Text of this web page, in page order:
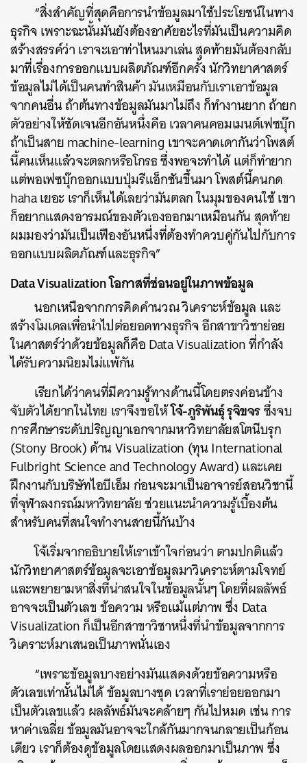
“สิ่งสำคัญที่สุดคือการนำข้อมูลมาใช้ประโยชน์ในทาง
ธุรกิจ เพราะฉะนั้นมันยังต้องอาศัยอะไรที่มันเป็นความคิด
สร้างสรรค์ว่า เราจะเอาท่าไหนมาเล่น สุดท้ายมันต้องกลับ
มาที่เรื่องการออกแบบผลิตภัณฑ์อีกครั้ง นักวิทยาศาสตร์
ข้อมูลไม่ได้เป็นคนทำสินค้า มันเหมือนกับเราเอาข้อมูล
จากคนอื่น ถ้าต้นทางข้อมูลมันมาไม่ถึง ก็ทำงานยาก ถ้ายก
ตัวอย่างให้ชัดเจนอีกอันหนึ่งคือ เวลาคนคอมเมนต์เฟซบุ๊ก
ถ้าเป็นสาย machine-learning เขาจะคาดเดากันว่าโพสต์
นี้คนเห็นแล้วจะตลกหรือโกรธ ซึ่งพอจะทำได้ แต่ก็ทำยาก
แต่พอเฟซบุ๊กออกแบบปุ่มรีแอ็กชันขึ้นมา โพสต์นี้คนกด
haha เยอะ เราก็เห็นได้เลยว่ามันตลก ในมุมของคนใช้ เขา
ก็อยากแสดงอารมณ์ของตัวเองออกมาเหมือนกัน สุดท้าย
ผมมองว่ามันเป็นเฟืองอันหนึ่งที่ต้องทำควบคู่กันไปกับการ
ออกแบบผลิตภัณฑ์และธุรกิจ”
Data Visualization โอกาสที่ซ่อนอยู่ในภาพข้อมูล
นอกเหนือจากการคิดคำนวณ วิเคราะห์ข้อมูล และ
สร้างโมเดลเพื่อนำไปต่อยอดทางธุรกิจ อีกสาขาวิชาย่อย
ในศาสตร์ว่าด้วยข้อมูลก็คือ Data Visualization ที่กำลัง
ได้รับความนิยมไม่แพ้กัน
เรียกได้ว่าคนที่มีความรู้ทางด้านนี้โดยตรงค่อนข้าง
จับตัวได้ยากในไทย เราจึงขอให้โจ้-ภูริพันธุ์ รุจิขจรซึ่งจบ
การศึกษาระดับปริญญาเอกจากมหาวิทยาลัยสโตนีบรุก
(Stony Brook) ด้าน Visualization (ทุน International
Fulbright Science and Technology Award) และเคย
ฝึกงานกับบริษัทไอบีเอ็ม ก่อนจะมาเป็นอาจารย์สอนวิชานี้
ที่จุฬาลงกรณ์มหาวิทยาลัย ช่วยแนะนำความรู้เบื้องต้น
สำหรับคนที่สนใจทำงานสายนี้กันบ้าง
โจ้เริ่มจากอธิบายให้เราเข้าใจก่อนว่า ตามปกติแล้ว
นักวิทยาศาสตร์ข้อมูลจะเอาข้อมูลมาวิเคราะห์ตามโจทย์
และพยายามหาสิ่งที่น่าสนใจในข้อมูลนั้นๆ โดยที่ผลลัพธ์
อาจจะเป็นตัวเลข ข้อความ หรือแม้แต่ภาพ ซึ่ง Data
Visualization ก็เป็นอีกสาขาวิชาหนึ่งที่นำข้อมูลจากการ
วิเคราะห์มาเสนอเป็นภาพนั่นเอง
“เพราะข้อมูลบางอย่างมันแสดงด้วยข้อความหรือ
ตัวเลขเท่านั้นไม่ได้ ข้อมูลบางชุด เวลาที่เราย่อยออกมา
เป็นตัวเลขแล้ว ผลลัพธ์มันจะคล้ายๆ กันไปหมด เช่น การ
หาค่าเฉลี่ย ข้อมูลมันอาจจะใกล้กันมากจนกลายเป็นก้อน
เดียว เราก็ต้องดูข้อมูลโดยแสดงผลออกมาเป็นภาพ ซึ่ง